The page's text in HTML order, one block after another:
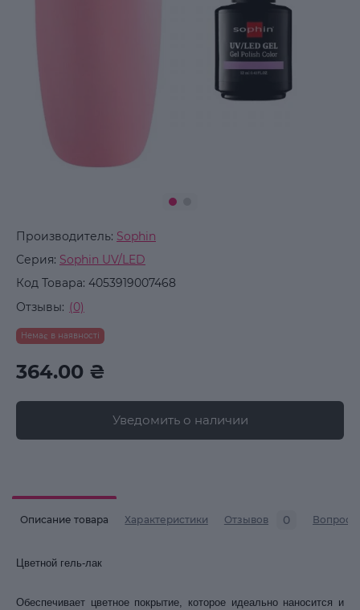
Производитель: Sophin
Серия: Sophin UV/LED
Код Товара: 4053919007468
Отзывы: (0)
Немає в наявності
364.00 ₴
Уведомить о наличии
Описание товара Характеристики Отзывов 0 Вопросы
Цветной гель-лак
Обеспечивает цветное покрытие, которое идеально наносится и